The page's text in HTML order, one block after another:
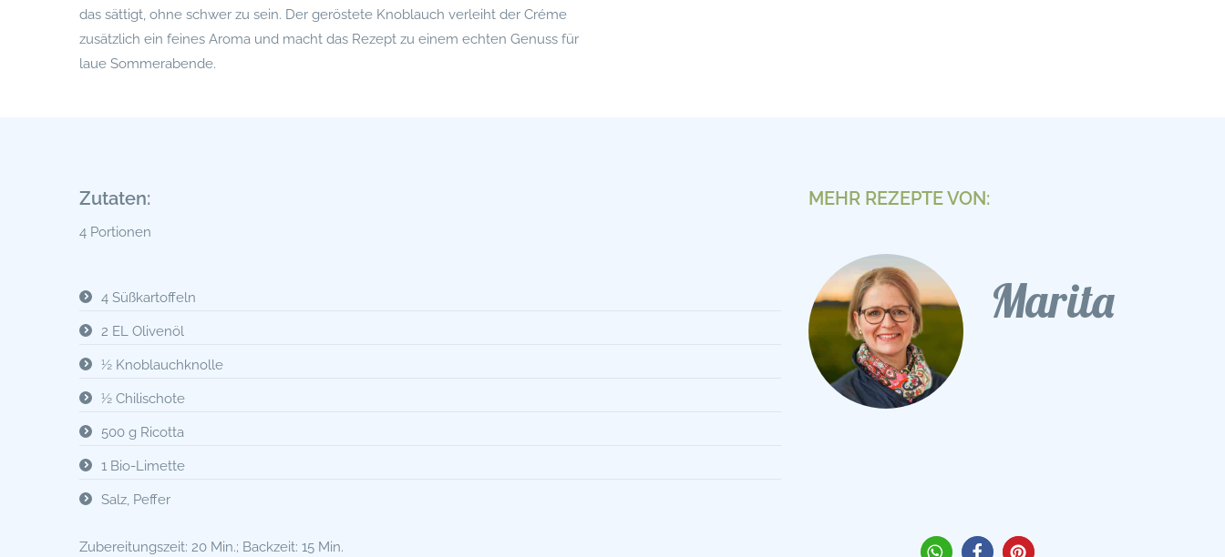
das sättigt, ohne schwer zu sein. Der geröstete Knoblauch verleiht der Créme
zusätzlich ein feines Aroma und macht das Rezept zu einem echten Genuss für
laue Sommerabende.
Zutaten:
4 Portionen
4 Süßkartoffeln
2 EL Olivenöl
½ Knoblauchknolle
½ Chilischote
500 g Ricotta
1 Bio-Limette
Salz, Peffer
Zubereitungszeit: 20 Min.; Backzeit: 15 Min.
MEHR REZEPTE VON:
Marita